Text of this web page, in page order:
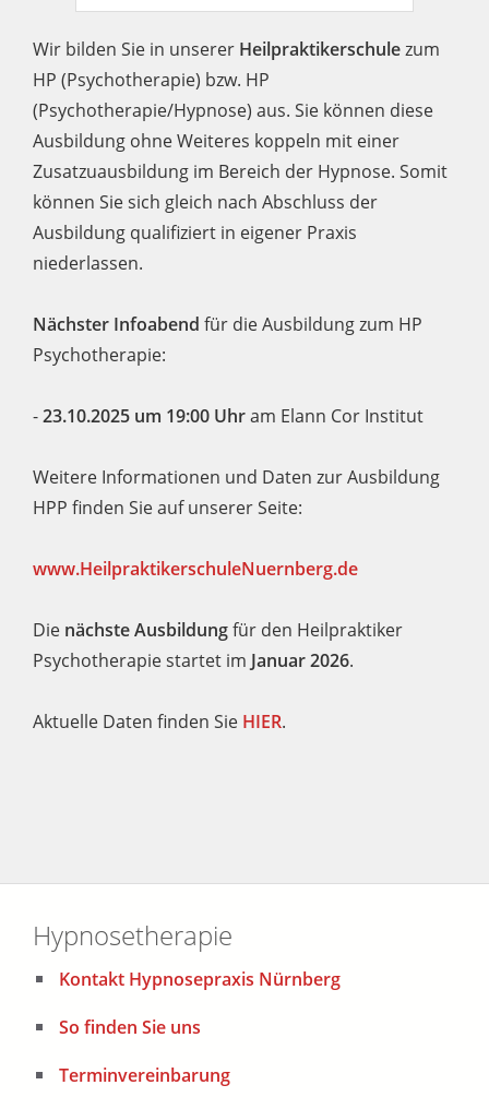
Wir bilden Sie in unserer Heilpraktikerschulezum
HP (Psychotherapie) bzw. HP
(Psychotherapie/Hypnose) aus. Sie können diese
Ausbildung ohne Weiteres koppeln mit einer
Zusatzuausbildung im Bereich der Hypnose. Somit
können Sie sich gleich nach Abschluss der
Ausbildung qualifiziert in eigener Praxis
niederlassen.
Nächster Infoabend für die Ausbildung zum HP
Psychotherapie:
-23.10.2025 um 19:00 Uhram Elann Cor Institut
Weitere Informationen und Daten zur Ausbildung
HPP finden Sie auf unserer Seite:
www.HeilpraktikerschuleNuernberg.de
Die nächste Ausbildungfür den Heilpraktiker
Psychotherapie startet im Januar2026.
Aktuelle Daten finden Sie HIER.
Hypnosetherapie
Kontakt Hypnosepraxis Nürnberg
So finden Sie uns
Terminvereinbarung